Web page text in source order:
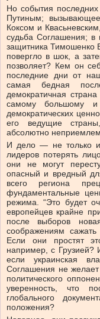
Но события
Путиным;
Коксом и
судьба Соглашения; в
защитника Тимошенко
повергло в шок, а
позволяет? Кем он
последние дни от
самая бедная
демократичная
самому большому и
демократических
его ведущие
абсолютно
И дело — не только
лидеров потерять
они не могут
опасный и вредный
всего региона
фундаментальные
режима. “Это будет
европейцев крайне
после выборов
соображениям
Если они простят
например, с Грузией?
если украинская
Соглашения не желает
политического
уверенность, что
глобального
положения?